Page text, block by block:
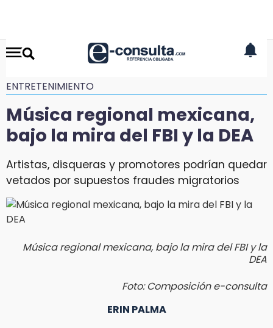
ENTRETENIMIENTO
Música regional mexicana,
bajo la mira del FBI y la DEA
Artistas, disqueras y promotores podrían quedar
vetados por supuestos fraudes migratorios
Música regional mexicana, bajo la mira del FBI y la
DEA
Foto: Composición e-consulta
ERIN PALMA